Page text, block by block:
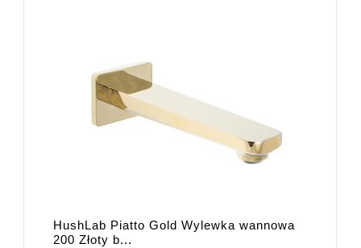
HushLab Piatto Gold Wylewka wannowa
200 Złoty b...